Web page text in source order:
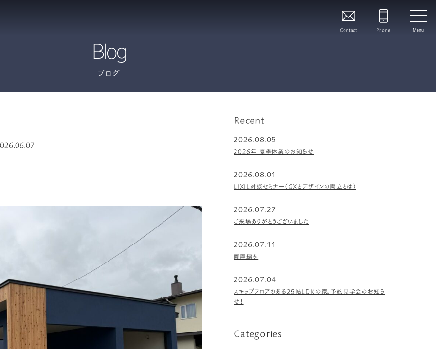
Contact Phone Menu
Blog
ブログ
Recent
2026.08.05
2026年 夏季休業のお知らせ
2026.08.01
LIXIL対談セミナー（GXとデザインの両立とは）
2026.07.27
ご来場ありがとうございました
2026.07.11
薩摩編み
2026.07.04
スキップフロアのある25帖LDKの家。予約見学会のお知ら
せ！
Categories